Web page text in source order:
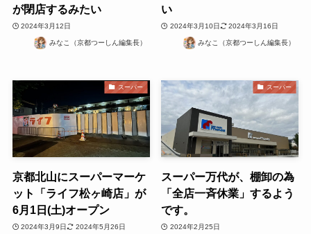
が閉店するみたい
2024年3月12日
みなこ（京都つーしん編集長）
い
2024年3月10日 2024年3月16日
みなこ（京都つーしん編集長）
スーパー
京都北山にスーパーマーケ
ット「ライフ松ヶ崎店」が
6月1日(土)オープン
2024年3月9日 2024年5月26日
スーパー
スーパー万代が、棚卸の為
「全店一斉休業」するよう
です。
2024年2月25日